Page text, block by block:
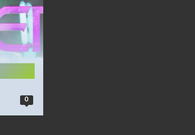
0